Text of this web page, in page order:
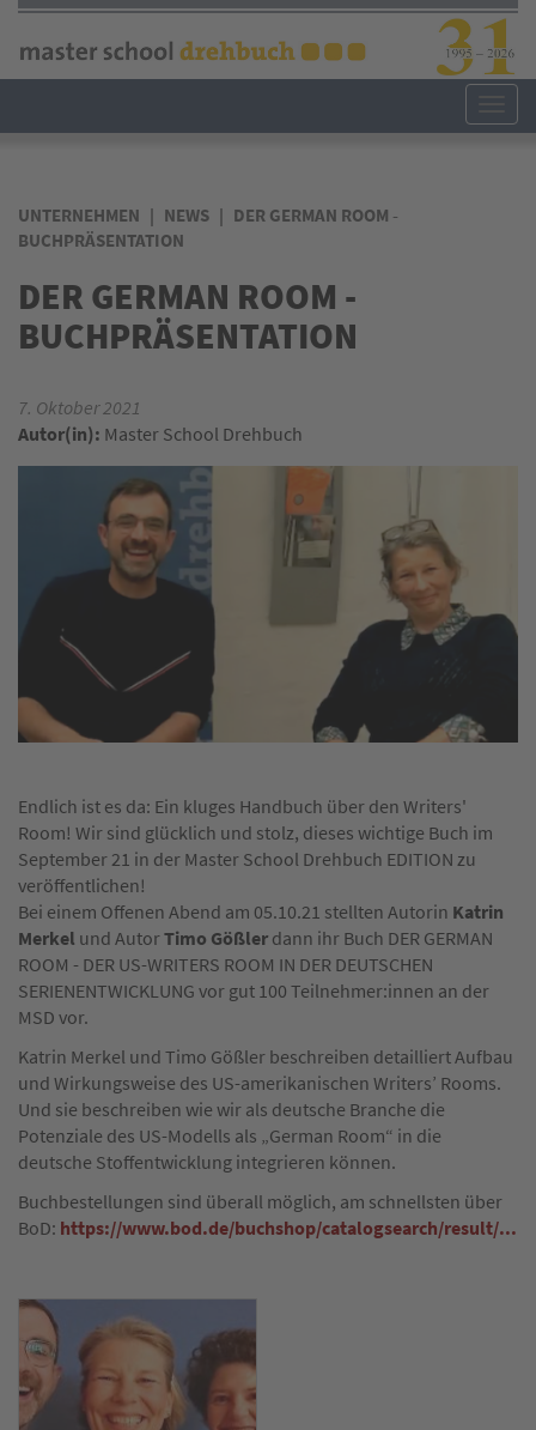
Direkt
Inhalt
UNTERNEHMEN NEWS
DER GERMAN ROOM -
BUCHPRÄSENTATION
DER GERMAN ROOM -
BUCHPRÄSENTATION
7. Oktober 2021
Autor(in): Master School Drehbuch
Endlich ist es da: Ein kluges Handbuch über den Writers'
Room! Wir sind glücklich und stolz, dieses wichtige Buch im
September 21 in der Master School Drehbuch EDITION zu
veröffentlichen!
Bei einem Offenen Abend am 05.10.21 stellten Autorin Katrin
Merkel und AutorTimo Gößler dann ihr Buch DER GERMAN
ROOM - DER US-WRITERS ROOM IN DER DEUTSCHEN
SERIENENTWICKLUNG vor gut 100 Teilnehmer:innen an der
MSD vor.
Katrin Merkel und Timo Gößler beschreiben detailliert Aufbau
und Wirkungsweise des US-amerikanischen Writers’ Rooms.
Und sie beschreiben wie wir als deutsche Branche die
Potenziale des US-Modells als „German Room“ in die
deutsche Stoffentwicklung integrieren können.
Buchbestellungen sind überall möglich, am schnellsten über
BoD: https://www.bod.de/buchshop/catalogsearch/result/...